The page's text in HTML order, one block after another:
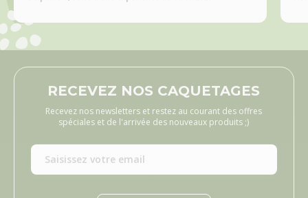
RECEVEZ NOS CAQUETAGES
Recevez nos newsletters et restez au courant des offres
spéciales et de l'arrivée des nouveaux produits ;)